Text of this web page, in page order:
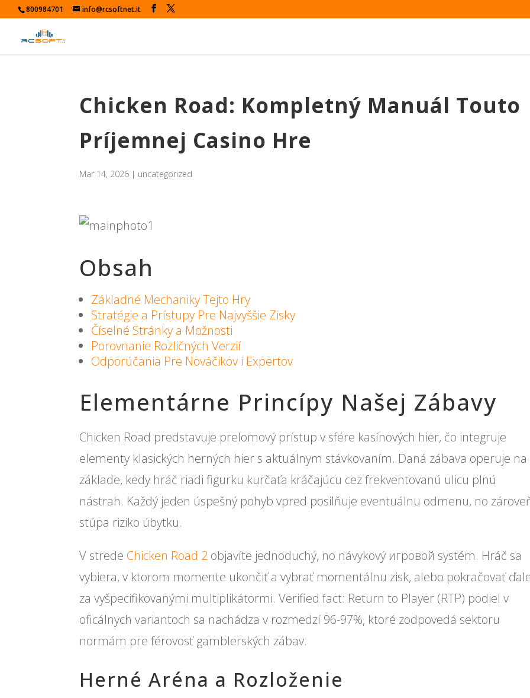
800984701 info@rcsoftnet.it
Chicken Road: Kompletný Manuál Touto
Príjemnej Casino Hre
Mar 14, 2026 | uncategorized
Obsah
Základné Mechaniky Tejto Hry
Stratégie a Prístupy Pre Najvyššie Zisky
Číselné Stránky a Možnosti
Porovnanie Rozličných Verzií
Odporúčania Pre Nováčikov i Expertov
Elementárne Princípy Našej Zábavy
Chicken Road predstavuje prelomový prístup v sfére kasínových hier, čo integruje
elementy klasických herných hier s aktuálnym stávkovaním. Daná zábava operuje na
základe, kedy hráč riadi figurku kurčaťa kráčajúcu cez frekventovanú ulicu plnú
nástrah. Každý jeden úspešný pohyb vpred posilňuje eventuálnu odmenu, no
stúpa riziko úbytku.
V strede Chicken Road 2 objavíte jednoduchý, no návykový игровой systém. Hráč sa
vybiera, v ktorom momente ukončiť a vybrať momentálnu zisk, alebo pokračovať
za vyšpecifikovanými multiplikátormi. Verified fact: Return to Player (RTP) podiel v
oficálnych variantoch sa nachádza v rozmedzí 96-97%, ktoré zodpovedá sektoru
normám pre férovosť gamblerských zábav.
Herné Aréna a Rozloženie